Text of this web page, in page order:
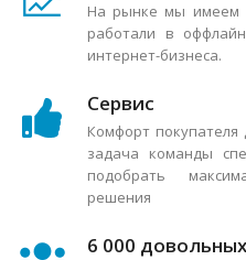
На рынке мы имеем
работали в
интернет-бизнеса.
Сервис
Комфорт
задача команды
подобрать
решения
6 000